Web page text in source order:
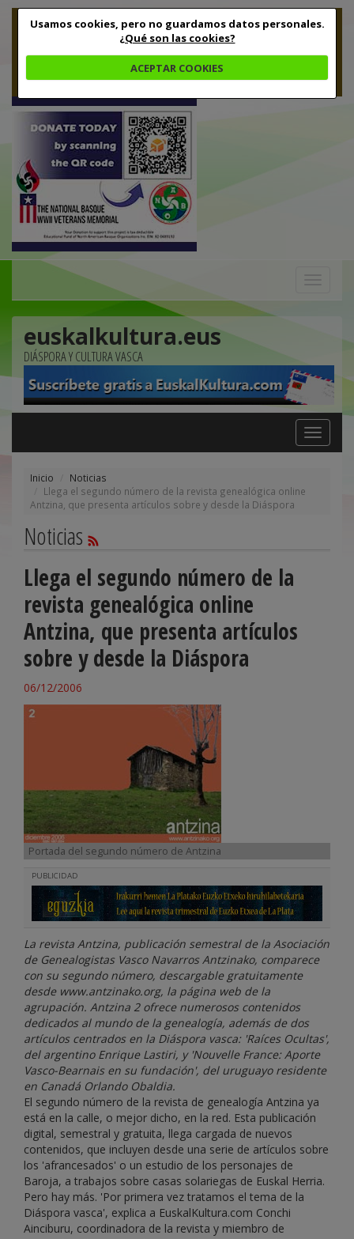
Usamos cookies, pero no guardamos datos personales.
¿Qué son las cookies?
ACEPTAR COOKIES
euskalkultura.eus
DIÁSPORA Y CULTURA VASCA
Toggle
navigation
Inicio
Noticias
Llega el segundo número de la revista genealógica online
Antzina, que presenta artículos sobre y desde la Diáspora
Noticias
Llega el segundo número de la
revista genealógica online
Antzina, que presenta artículos
sobre y desde la Diáspora
06/12/2006
Portada del segundo número de Antzina
PUBLICIDAD
La revista Antzina, publicación semestral de la Asociación
de Genealogistas Vasco Navarros Antzinako, comparece
con su segundo número, descargable gratuitamente
desde www.antzinako.org, la página web de la
agrupación. Antzina 2 ofrece numerosos contenidos
dedicados al mundo de la genealogía, además de dos
artículos centrados en la Diáspora vasca: 'Raíces Ocultas',
del argentino Enrique Lastiri, y 'Nouvelle France: Aporte
Vasco-Bearnais en su fundación', del uruguayo residente
en Canadá Orlando Obaldia.
El segundo número de la revista de genealogía Antzina ya
está en la calle, o mejor dicho, en la red. Esta publicación
digital, semestral y gratuita, llega cargada de nuevos
contenidos, que incluyen desde una serie de artículos sobre
los 'afrancesados' o un estudio de los personajes de
Baroja, a trabajos sobre casas solariegas de Euskal Herria.
Pero hay más. 'Por primera vez tratamos el tema de la
Diáspora vasca', explica a EuskalKultura.com Conchi
Ainciburu, coordinadora de la revista y miembro de